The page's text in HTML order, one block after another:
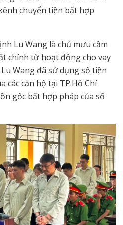
chuyển tiền bất hợp
Lu Wang là chủ mưu cầm
chính từ hoạt động cho vay
Wang đã sử dụng số tiền
các căn hộ tại TP.Hồ Chí
gốc bất hợp pháp của số